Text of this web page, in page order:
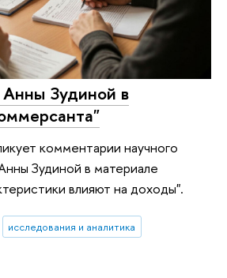
Зудиной в
комментарии научного
Зудиной в материале
влияют на доходы".
исследования и аналитика